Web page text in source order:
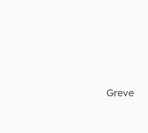
Greve